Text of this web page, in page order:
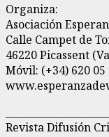
Organiza:
Asociación
Calle Campet de
46220 Picassent
Móvil: (+34) 620 05
Revista Difusión